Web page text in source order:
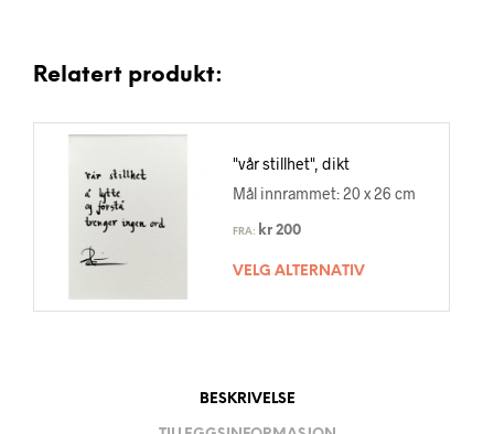
Relatert produkt:
"vår stillhet", dikt
Mål innrammet: 20 x 26 cm
FRA: kr 200
VELG ALTERNATIV
BESKRIVELSE